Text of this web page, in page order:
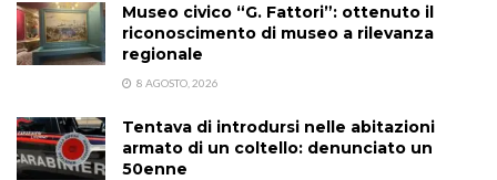
Museo civico “G. Fattori”: ottenuto il
riconoscimento di museo a rilevanza
regionale
8 AGOSTO, 2026
Tentava di introdursi nelle abitazioni
armato di un coltello: denunciato un
50enne